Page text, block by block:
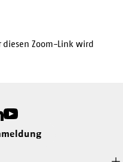
diesen Zoom-Link wird
Youtube